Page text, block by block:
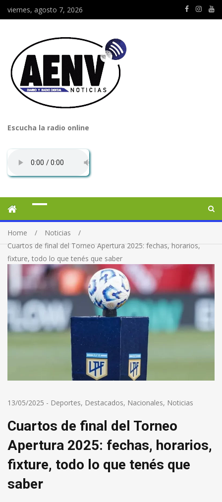
viernes, agosto 7, 2026
Escucha la radio online
Home
Noticias
Cuartos de final del Torneo Apertura 2025: fechas, horarios,
fixture, todo lo que tenés que saber
13/05/2025 - Deportes, Destacados, Nacionales, Noticias
Cuartos de final del Torneo
Apertura 2025: fechas, horarios,
fixture, todo lo que tenés que
saber